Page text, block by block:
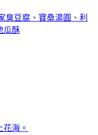
臭豆腐、寶桑湯圓、利
瓜酥
花海。